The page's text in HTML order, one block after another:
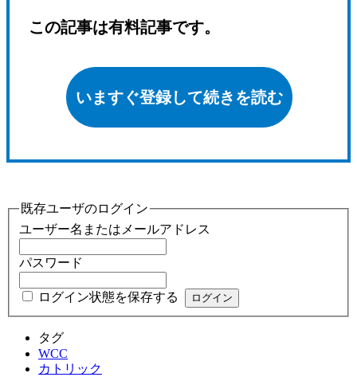
この記事は有料記事です。
いますぐ登録して続きを読む
既存ユーザのログイン
ユーザー名またはメールアドレス
パスワード
ログイン状態を保存する
タグ
WCC
カトリック